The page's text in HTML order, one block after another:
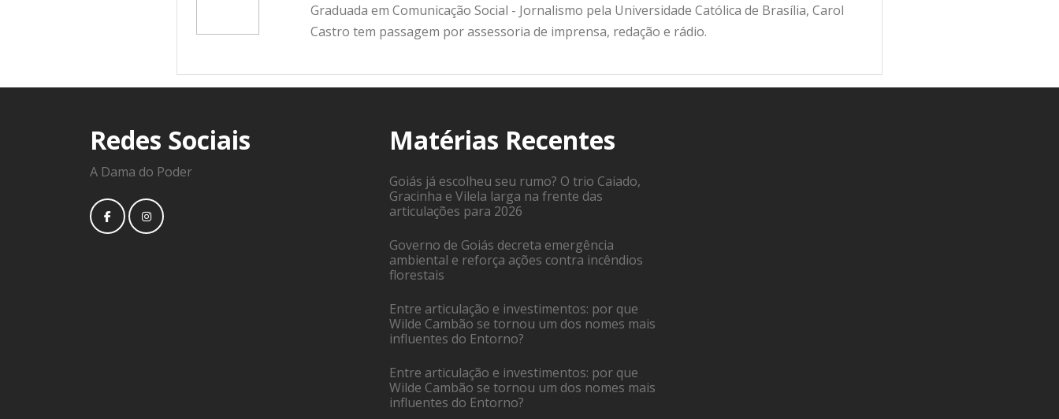
Graduada em Comunicação Social - Jornalismo pela Universidade Católica de Brasília, Carol
Castro tem passagem por assessoria de imprensa, redação e rádio.
Redes Sociais
A Dama do Poder
Matérias Recentes
Goiás já escolheu seu rumo? O trio Caiado,
Gracinha e Vilela larga na frente das
articulações para 2026
Governo de Goiás decreta emergência
ambiental e reforça ações contra incêndios
florestais
Entre articulação e investimentos: por que
Wilde Cambão se tornou um dos nomes mais
influentes do Entorno?
Entre articulação e investimentos: por que
Wilde Cambão se tornou um dos nomes mais
influentes do Entorno?